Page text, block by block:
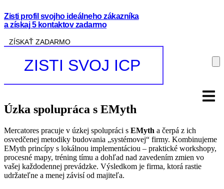
Zisti profil svojho ideálneho zákazníka
a získaj 5 kontaktov zadarmo
ZÍSKAŤ ZADARMO
ZISTI SVOJ ICP
Úzka spolupráca s EMyth
Mercatores pracuje v úzkej spolupráci s EMyth a čerpá z ich
osvedčenej metodiky budovania „systémovej“ firmy. Kombinujeme
EMyth princípy s lokálnou implementáciou – praktické workshopy,
procesné mapy, tréning tímu a dohľad nad zavedením zmien vo
vašej každodennej prevádzke. Výsledkom je firma, ktorá rastie
udržateľne a menej závisí od majiteľa.